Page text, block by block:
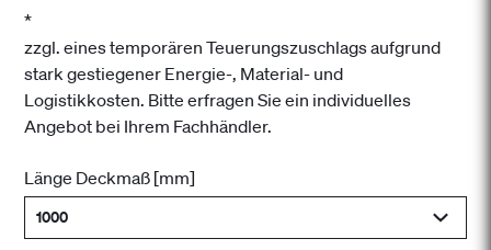
*
zzgl. eines temporären Teuerungszuschlags aufgrund
stark gestiegener Energie-, Material- und
Logistikkosten. Bitte erfragen Sie ein individuelles
Angebot bei Ihrem Fachhändler.
Länge Deckmaß [mm]
1000